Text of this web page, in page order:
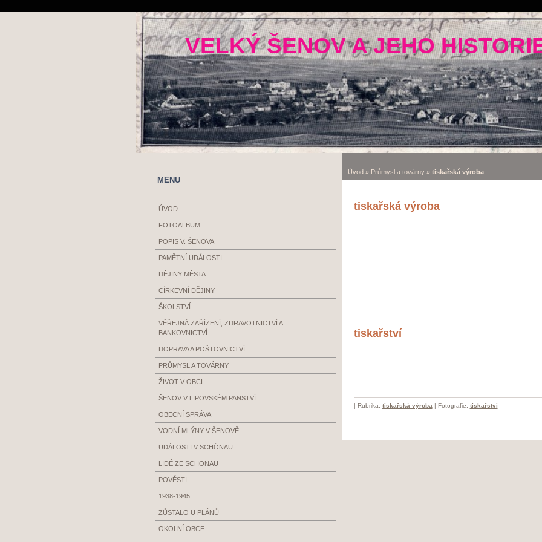
VELKÝ ŠENOV A JEHO
Úvod» Průmysl a továrny» tiskařská výroba
tiskařská výroba
tiskařství
| Rubrika: tiskařská výroba | Fotografie: tiskařství
MENU
ÚVOD
FOTOALBUM
POPIS V. ŠENOVA
PAMĚTNÍ UDÁLOSTI
DĚJINY MĚSTA
CÍRKEVNÍ DĚJINY
ŠKOLSTVÍ
VĚŘEJNÁ ZAŘÍZENÍ, ZDRAVOTNICTVÍ A
BANKOVNICTVÍ
DOPRAVA A POŠTOVNICTVÍ
PRŮMYSL A TOVÁRNY
ŽIVOT V OBCI
ŠENOV V LIPOVSKÉM PANSTVÍ
OBECNÍ SPRÁVA
VODNÍ MLÝNY V ŠENOVĚ
UDÁLOSTI V SCHÖNAU
LIDÉ ZE SCHÖNAU
POVĚSTI
1938-1945
ZŮSTALO U PLÁNŮ
OKOLNÍ OBCE